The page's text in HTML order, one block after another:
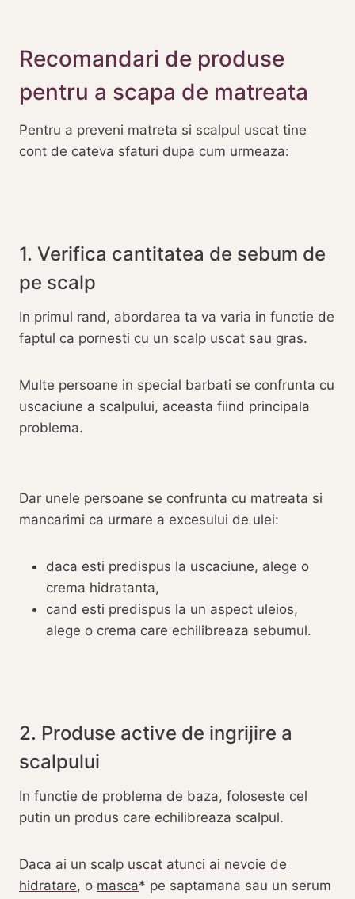
Recomandari de produse
pentru a scapa de matreata
Pentru a preveni matreta si scalpul uscat tine
cont de cateva sfaturi dupa cum urmeaza:
1. Verifica cantitatea de sebum de
pe scalp
In primul rand, abordarea ta va varia in functie de
faptul ca pornesti cu un scalp uscat sau gras.
Multe persoane in special barbati se confrunta cu
uscaciune a scalpului, aceasta fiind principala
problema.
Dar unele persoane se confrunta cu matreata si
mancarimi ca urmare a excesului de ulei:
daca esti predispus la uscaciune, alege o
crema hidratanta,
cand esti predispus la un aspect uleios,
alege o crema care echilibreaza sebumul.
2. Produse active de ingrijire a
scalpului
In functie de problema de baza, foloseste cel
putin un produs care echilibreaza scalpul.
Daca ai un scalp uscat atunci ai nevoie de
hidratare, o masca
pe saptamana sau un serum